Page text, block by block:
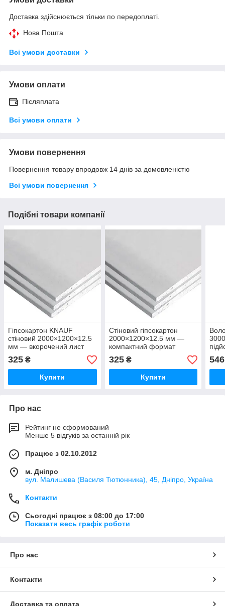
Доставка здійснюється тільки по передоплаті.
Нова Пошта
Всі умови доставки
Умови оплати
Післяплата
Всі умови оплати
Умови повернення
Повернення товару впродовж 14 днів за домовленістю
Всі умови повернення
Подібні товари компанії
Гіпсокартон KNAUF
стіновий 2000×1200×12.5
мм — вкорочений лист
325 ₴
Купити
Стіновий гіпсокартон
2000×1200×12.5 мм —
компактний формат
325₴
Купити
546
Про нас
Рейтинг не сформований
Менше 5 відгуків за останній рік
Працює з 02.10.2012
м. Дніпро
вул. Малишева (Василя Тютюнника), 45, Дніпро, Україна
Контакти
Сьогодні працює з 08:00 до 17:00
Показати весь графік роботи
Про нас
Контакти
Доставка та оплата